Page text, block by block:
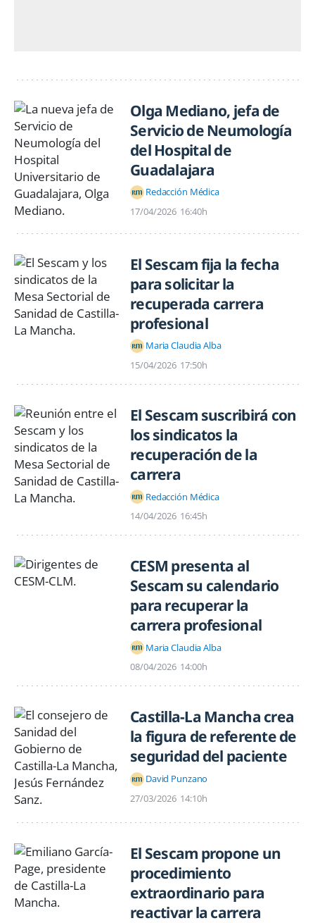
Olga Mediano, jefa de
Servicio de Neumología
del Hospital de
Guadalajara
Redacción Médica
17/04/2026 16:40h
El Sescam fija la fecha
para solicitar la
recuperada carrera
profesional
Maria Claudia Alba
15/04/2026 17:50h
El Sescam suscribirá con
los sindicatos la
recuperación de la
carrera
Redacción Médica
14/04/2026 16:45h
CESM presenta al
Sescam su calendario
para recuperar la
carrera profesional
Maria Claudia Alba
08/04/2026 14:00h
Castilla-La Mancha crea
la figura de referente de
seguridad del paciente
David Punzano
27/03/2026 14:10h
El Sescam propone un
procedimiento
extraordinario para
reactivar la carrera